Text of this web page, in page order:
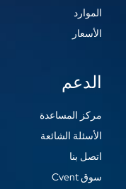
الموارد
الأسعار
الدعم
مركز المساعدة
الأسئلة الشائعة
اتصل بنا